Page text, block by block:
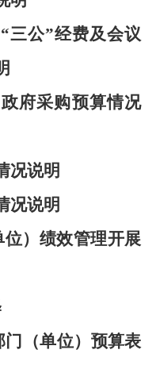
“三公”经费及会议
府采购预算情况
况说明
况说明
位）绩效管理开展
门（单位）预算表